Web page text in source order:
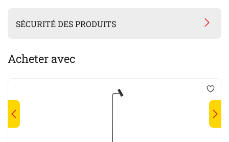
SÉCURITÉ DES PRODUITS
Acheter avec